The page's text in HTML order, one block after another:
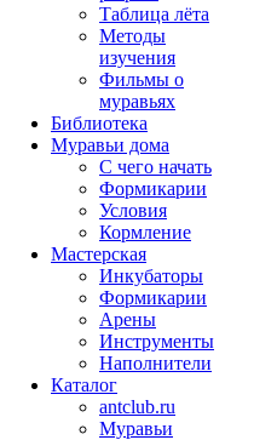
Таблица лёта
Методы
изучения
Фильмы о
муравьях
Библиотека
Муравьи дома
С чего начать
Формикарии
Условия
Кормление
Мастерская
Инкубаторы
Формикарии
Арены
Инструменты
Наполнители
Каталог
antclub.ru
Муравьи